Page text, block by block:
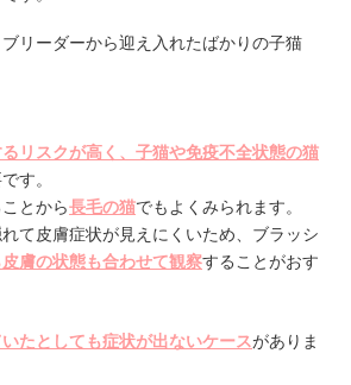
リーダーから迎え入れたばかりの子猫
リスクが高く、子猫や免疫不全状態の猫
す。
とから長毛の猫でもよくみられます。
て皮膚症状が見えにくいため、ブラッシ
皮膚の状態も合わせて観察することがおす
たとしても症状が出ないケースがありま